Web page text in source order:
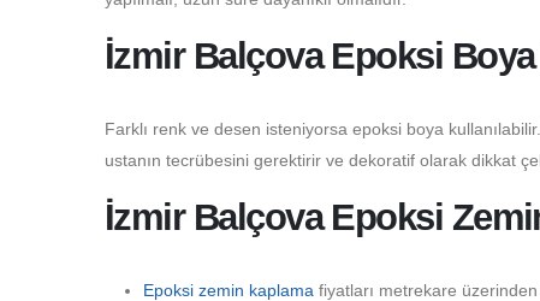
İzmir Balçova Epoksi Boya
Farklı renk ve desen isteniyorsa epoksi boya
ustanın tecrübesini gerektirir ve dekoratif olarak dikkat
İzmir Balçova Epoksi
Epoksi zemin kaplama fiyatları metrekare üzerinden